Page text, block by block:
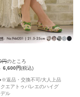
円のところ
6,600円(税込)
返品・交換不可/大人上品
エアトゥバレエのハイグ
ル